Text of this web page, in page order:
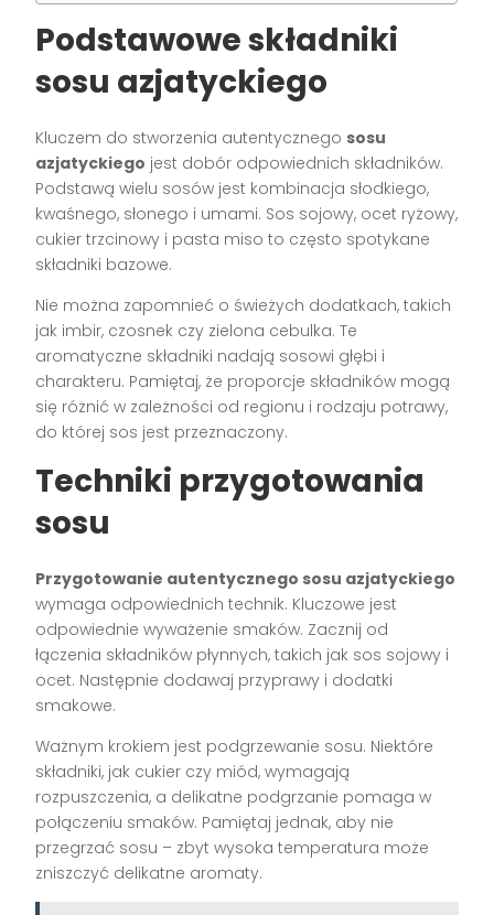
Podstawowe składniki
sosu azjatyckiego
Kluczem do stworzenia autentycznego sosu
azjatyckiego jest dobór odpowiednich składników.
Podstawą wielu sosów jest kombinacja słodkiego,
kwaśnego, słonego i umami. Sos sojowy, ocet ryżowy,
cukier trzcinowy i pasta miso to często spotykane
składniki bazowe.
Nie można zapomnieć o świeżych dodatkach, takich
jak imbir, czosnek czy zielona cebulka. Te
aromatyczne składniki nadają sosowi głębi i
charakteru. Pamiętaj, że proporcje składników mogą
się różnić w zależności od regionu i rodzaju potrawy,
do której sos jest przeznaczony.
Techniki przygotowania
sosu
Przygotowanie autentycznego sosu azjatyckiego
wymaga odpowiednich technik. Kluczowe jest
odpowiednie wyważenie smaków. Zacznij od
łączenia składników płynnych, takich jak sos sojowy i
ocet. Następnie dodawaj przyprawy i dodatki
smakowe.
Ważnym krokiem jest podgrzewanie sosu. Niektóre
składniki, jak cukier czy miód, wymagają
rozpuszczenia, a delikatne podgrzanie pomaga w
połączeniu smaków. Pamiętaj jednak, aby nie
przegrzać sosu – zbyt wysoka temperatura może
zniszczyć delikatne aromaty.